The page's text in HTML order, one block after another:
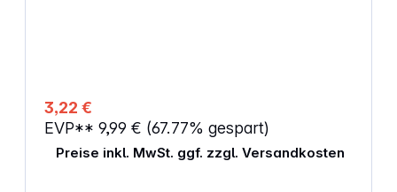
3,22 €
EVP** 9,99 € (67.77% gespart)
Preise inkl. MwSt. ggf. zzgl. Versandkosten